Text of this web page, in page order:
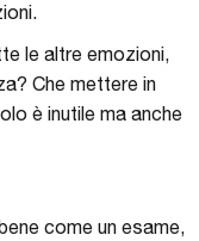
le altre emozioni,
Che mettere in
è inutile ma anche
come un esame,